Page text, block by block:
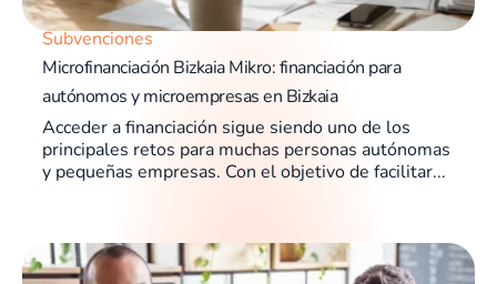
Subvenciones
Microfinanciación Bizkaia Mikro: financiación para
autónomos y microempresas en Bizkaia
Acceder a financiación sigue siendo uno de los
principales retos para muchas personas autónomas
y pequeñas empresas. Con el objetivo de facilitar...